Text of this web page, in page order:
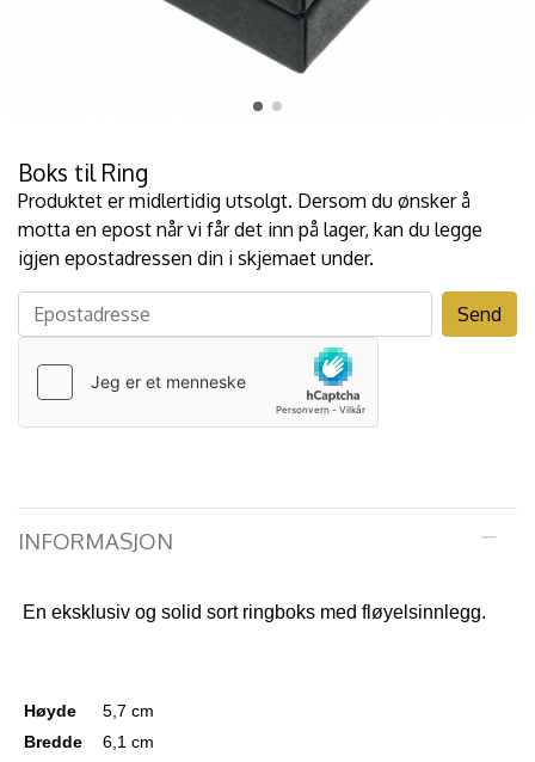
Boks til Ring
Produktet er midlertidig utsolgt. Dersom du ønsker å
motta en epost når vi får det inn på lager, kan du legge
igjen epostadressen din i skjemaet under.
INFORMASJON
En eksklusiv og solid sort ringboks med fløyelsinnlegg.
Høyde
5,7 cm
Bredde
6,1 cm